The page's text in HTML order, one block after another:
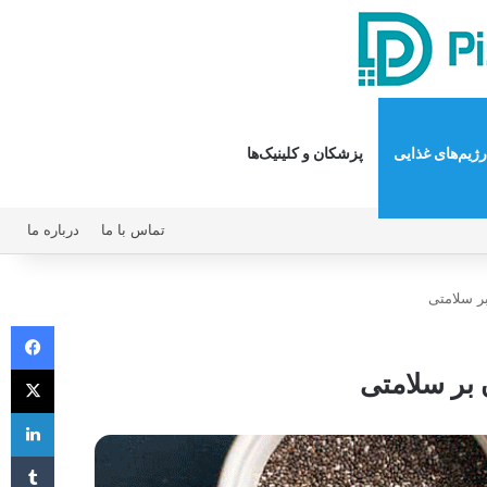
غذایی پزشکان و کلینیک‌ها
تماس با ما درباره ما
سلامتی
بر سلامتی X